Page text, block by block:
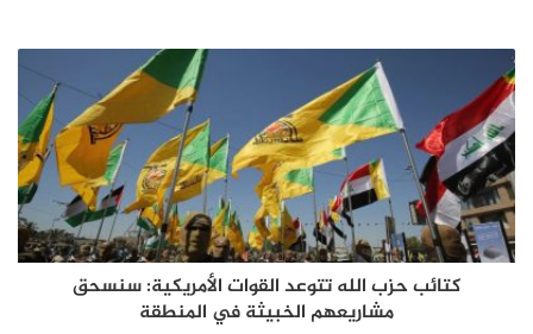
كتائب حزب الله تتوعد القوات الأمريكية: سنسحق
مشاريعهم الخبيثة في المنطقة